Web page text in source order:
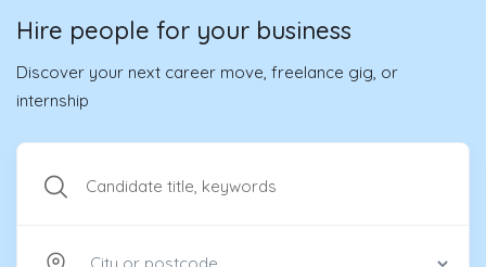
Hire people for your business
Discover your next career move, freelance gig, or
internship